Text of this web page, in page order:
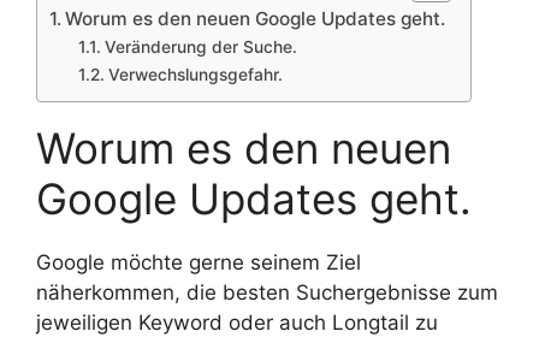
Worum es den neuen Google Updates geht.
Veränderung der Suche.
Verwechslungsgefahr.
Worum es den neuen
Google Updates geht.
Google möchte gerne seinem Ziel
näherkommen, die besten Suchergebnisse zum
jeweiligen Keyword oder auch Longtail zu